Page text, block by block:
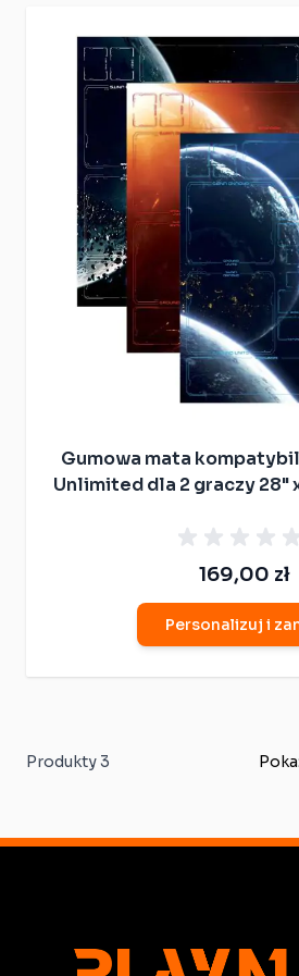
Gumowa mata
Unlimited dla 2 graczy 28"
169,00 zł
Personalizuj i
Produkty 3